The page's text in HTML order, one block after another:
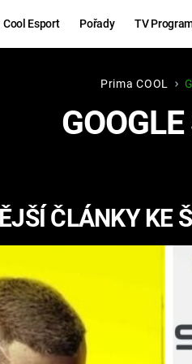
Cool Esport Pořady TV
Hry
KINGDOM
COME:
Prima COOL
ČLÁNKY KE